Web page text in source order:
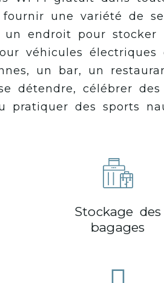
une variété de
endroit pour stocker
véhicules électriques
un bar, un
détendre, célébrer des
pratiquer des sports
Stockage des
bagages